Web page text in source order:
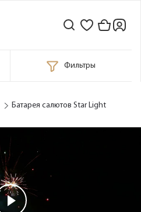
Фильтры
Батарея салютов Star Light